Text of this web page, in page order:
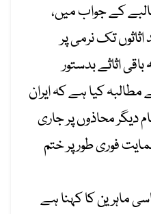
کے جواب میں،
محض 25 فیصد اثاثوں تک نرمی پر
اثاثے بدستور
کیا ہے کہ ایران
محاذوں پر جاری
فوری طور پر ختم
ماہرین کا کہنا ہے